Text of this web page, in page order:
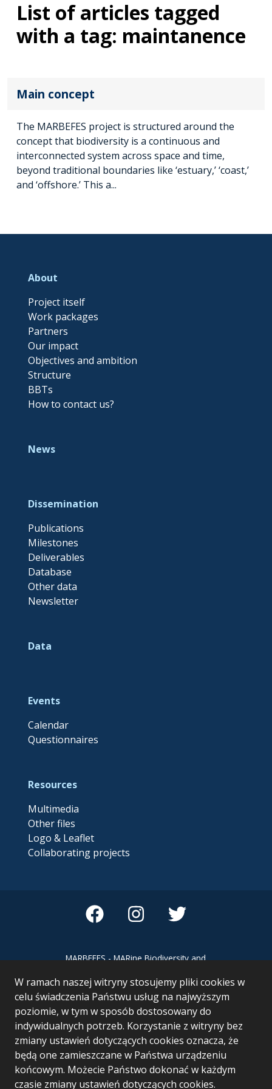
W ramach naszej witryny stosujemy pliki cookies w
celu świadczenia Państwu usług na najwyższym
poziomie, w tym w sposób dostosowany do
indywidualnych potrzeb. Korzystanie z witryny bez
zmiany ustawień dotyczących cookies oznacza, że
będą one zamieszczane w Państwa urządzeniu
końcowym. Możecie Państwo dokonać w każdym
czasie zmiany ustawień dotyczących cookies.
List of articles tagged
with a tag: maintanence
Main concept
The MARBEFES project is structured around the
concept that biodiversity is a continuous and
interconnected system across space and time,
beyond traditional boundaries like ‘estuary,’ ‘coast,’
and ‘offshore.’ This a...
About
Project itself
Work packages
Partners
Our impact
Objectives and ambition
Structure
BBTs
How to contact us?
News
Dissemination
Publications
Milestones
Deliverables
Database
Other data
Newsletter
Data
Events
Calendar
Questionnaires
Resources
Multimedia
Other files
Logo & Leaflet
Collaborating projects
MARBEFES - MARine Biodiversity and
Ecosystem Services MARBEFES project
has received funding from the European
Union’s Horizon Europe research and
innovation programme under Grant
Agreement no 101060937